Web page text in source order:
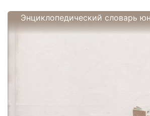
Энциклопедический словарь